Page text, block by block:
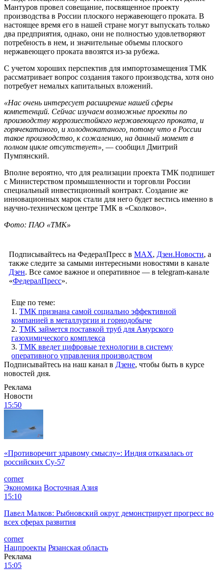
Мантуров провел совещание, посвященное проекту
производства в России плоского нержавеющего проката. В
настоящее время его в нашей стране могут выпускать только
два предприятия, однако, они не полностью удовлетворяют
потребность в нем, и значительные объемы плоского
нержавеющего проката ввозятся из-за рубежа.
С учетом хороших перспектив для импортозамещения ТМК
рассматривает вопрос создания такого производства, хотя оно
потребует немалых капитальных вложений.
«Нас очень интересует расширение нашей сферы
компетенций. Сейчас изучаем возможные проекты по
производству коррозиестойкого нержавеющего проката, и
горячекатаного, и холоднокатаного, потому что в России
такое производство, к сожалению, на данный момент в
полном цикле отсутствует», — сообщил Дмитрий
Пумпянский.
Вполне вероятно, что для реализации проекта ТМК подпишет
с Министерством промышленности и торговли России
специальный инвестиционный контракт. Создание же
инновационных марок стали для него будет вестись именно в
научно-техническом центре ТМК в «Сколково».
Фото: ПАО «ТМК»
Подписывайтесь на ФедералПресс в МАХ, Дзен.Новости, а
также следите за самыми интересными новостями в канале
Дзен. Все самое важное и оперативное — в telegram-канале
«ФедералПресс».
Еще по теме:
1. ТМК признана самой социально эффективной
компанией в металлургии и горнодобыче
2. ТМК займется поставкой труб для Амурского
газохимического комплекса
3. ТМК введет цифровые технологии в систему
оперативного управления производством
Подписывайтесь на наш канал в Дзене, чтобы быть в курсе
новостей дня.
Реклама
Новости
15:50
«Противоречит здравому смыслу»: Индия отказалась от
российских Су-57
corner
Экономика Восточная Азия
15:10
Павел Малков: Рыбновский округ демонстрирует прогресс во
всех сферах развития
corner
Нацпроекты Рязанская область
Реклама
15:05